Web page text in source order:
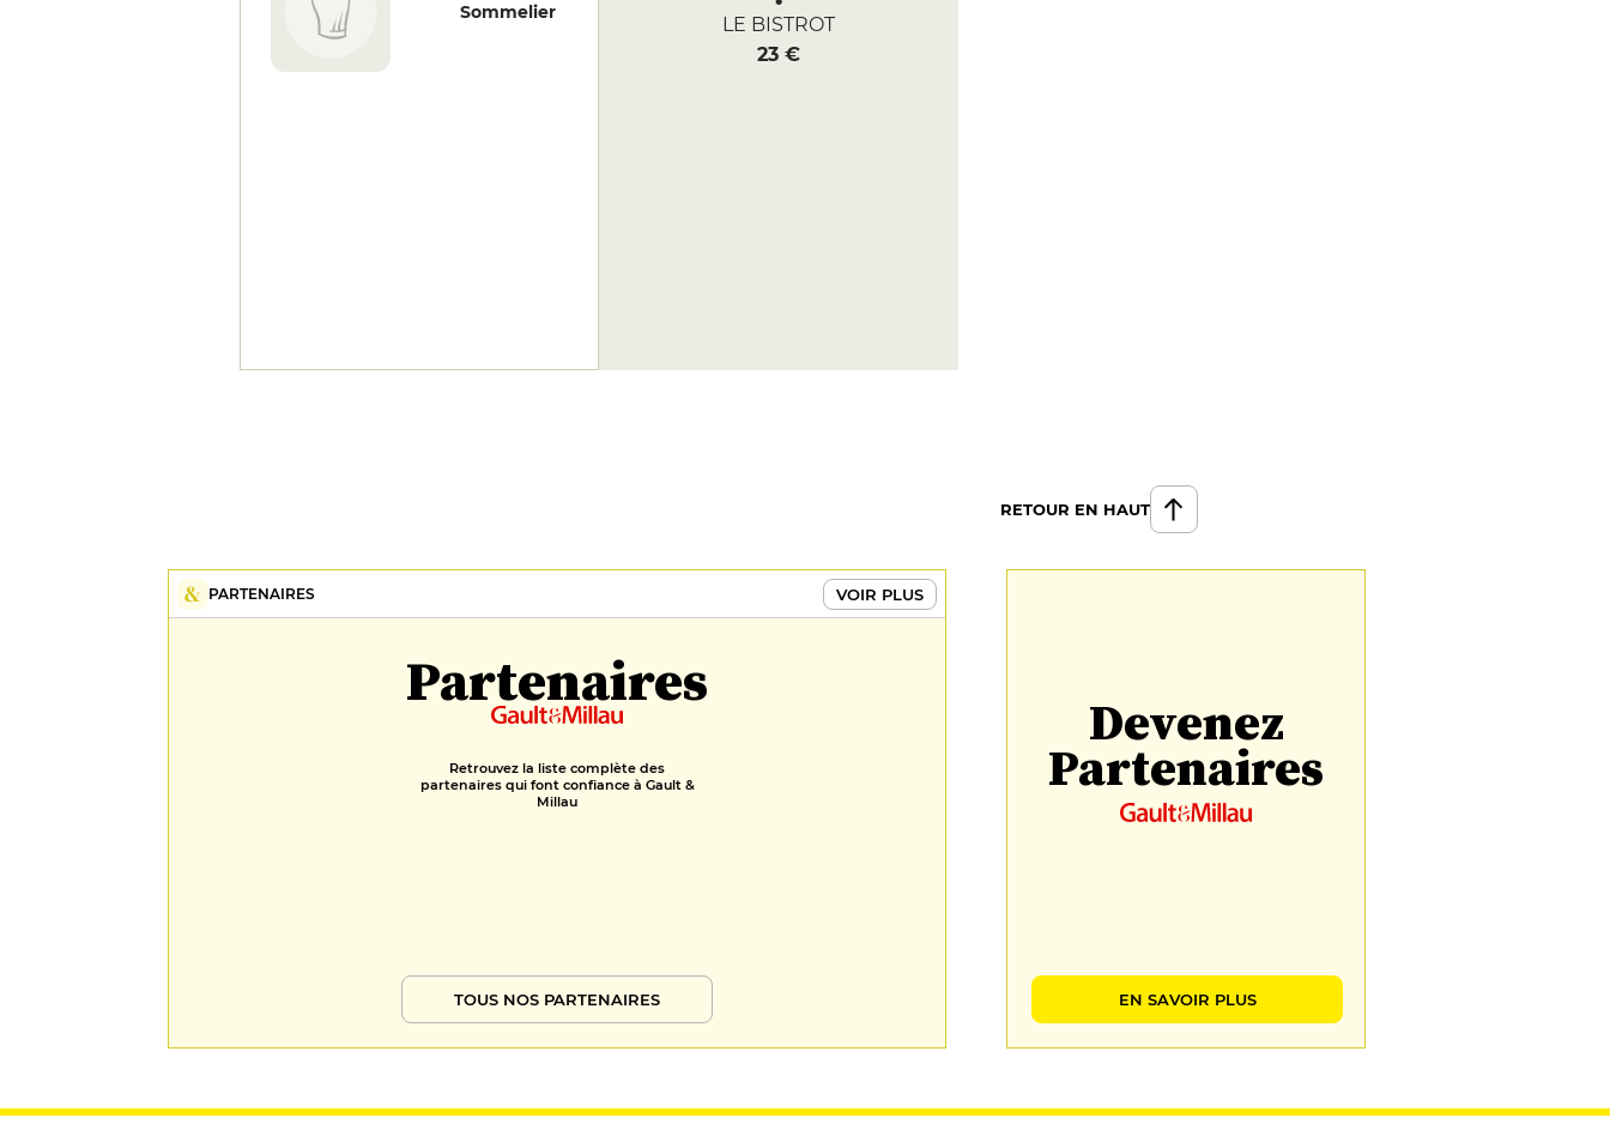
Sommelier
LE BISTROT
23 €
RETOUR EN HAUT
PARTENAIRES VOIR PLUS
Partenaires
Retrouvez la liste complète des
partenaires qui font confiance à Gault &
Millau
TOUS NOS PARTENAIRES
Devenez
Partenaires
EN SAVOIR PLUS